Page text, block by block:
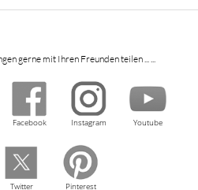
gerne mit Ihren Freunden teilen ... ...
Facebook Instagram Youtube
Twitter Pinterest